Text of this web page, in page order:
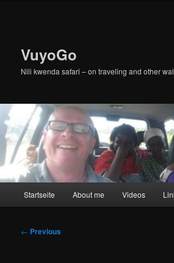
VuyoGo
Nili kwenda safari – on traveling and other
Startseite About me Videos
Post
← Previous